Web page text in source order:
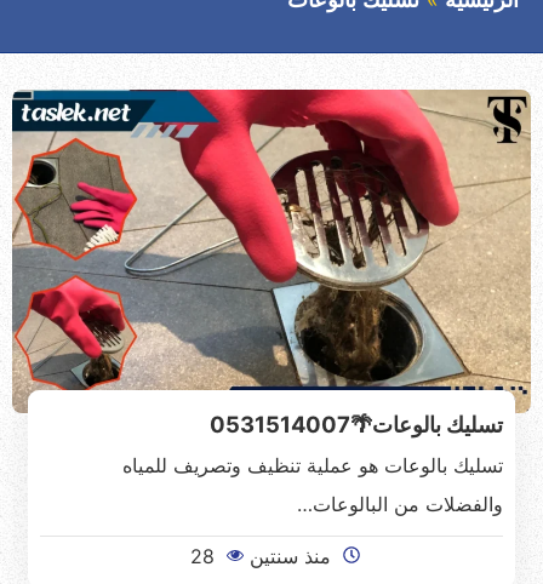
تسليك بالوعات🌴0531514007
تسليك بالوعات هو عملية تنظيف وتصريف للمياه
والفضلات من البالوعات…
منذ سنتين 28